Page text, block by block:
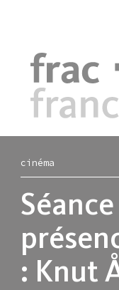
cinéma
: Knut